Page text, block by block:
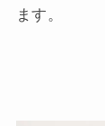
ます。